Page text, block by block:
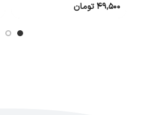
۴۹,۵۰۰تومان